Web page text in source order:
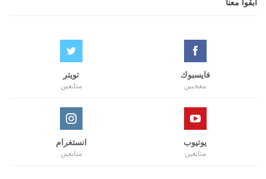
ابقوا معنا
فايسبوك
معجبين
تويتر
متابعين
يوتيوب
متابعين
انستغرام
متابعين